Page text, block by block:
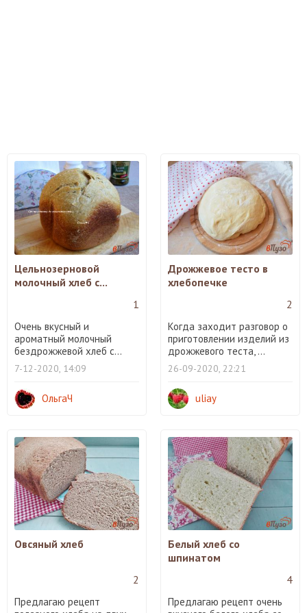
Цельнозерновой
молочный хлеб с...
1
Очень вкусный и
ароматный молочный
бездрожжевой хлеб с...
7-12-2020, 14:09
ОльгаЧ
Дрожжевое тесто в
хлебопечке
2
Когда заходит разговор о
приготовлении изделий из
дрожжевого теста, ...
26-09-2020, 22:21
uliay
Овсяный хлеб
2
Предлагаю рецепт
Белый хлеб со
шпинатом
4
Предлагаю рецепт очень